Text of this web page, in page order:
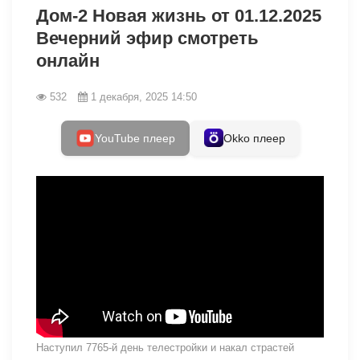
Дом-2 Новая жизнь от 01.12.2025
Вечерний эфир смотреть
онлайн
532 1 декабря, 2025 14:50
YouTube плеер Okko плеер
Наступил 7765-й день телестройки и накал страстей